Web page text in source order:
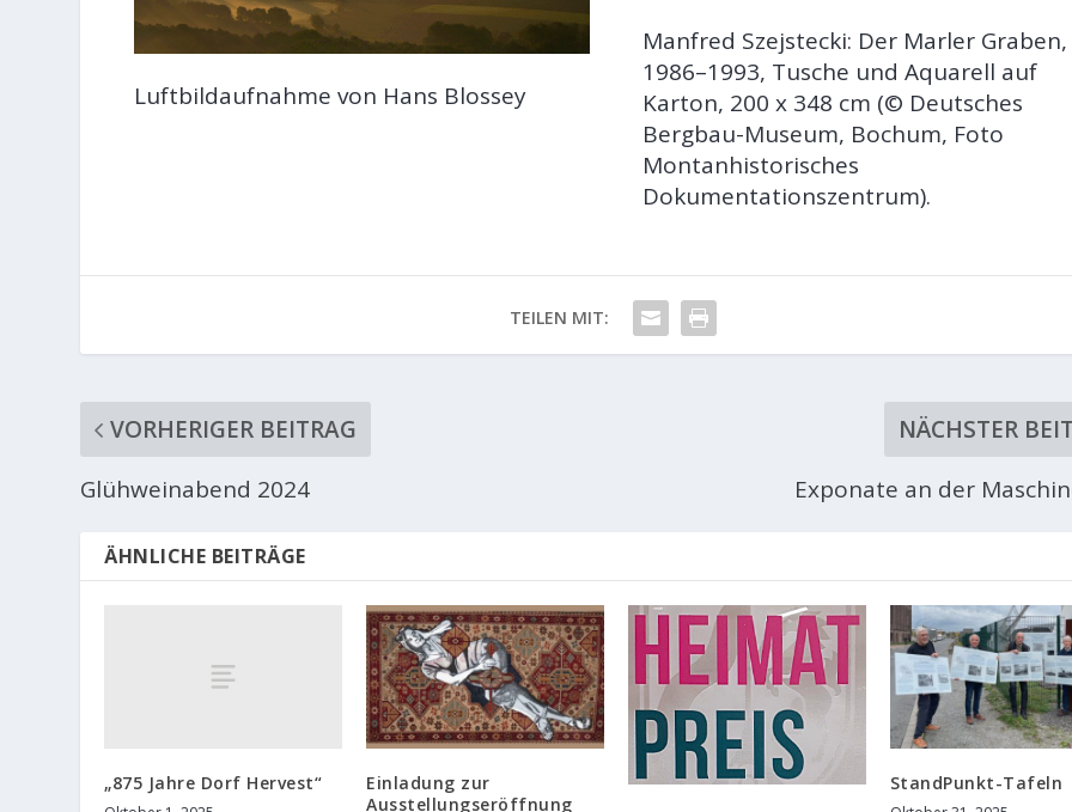
Luftbildaufnahme von Hans Blossey
Manfred Szejstecki: Der Marler Graben,
1986–1993, Tusche und Aquarell auf
Karton, 200 x 348 cm (© Deutsches
Bergbau-Museum, Bochum, Foto
Montanhistorisches
Dokumentationszentrum).
TEILEN MIT:
VORHERIGER BEITRAG
Glühweinabend 2024
NÄCHSTER
Exponate an der
ÄHNLICHE BEITRÄGE
„875 Jahre Dorf Hervest“
Einladung zur
Ausstellungseröffnung
StandPunkt-Tafeln